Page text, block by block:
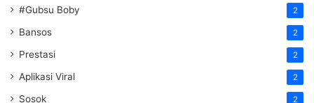
#Gubsu Boby 2
Bansos 2
Prestasi 2
Aplikasi Viral 2
Sosok 2